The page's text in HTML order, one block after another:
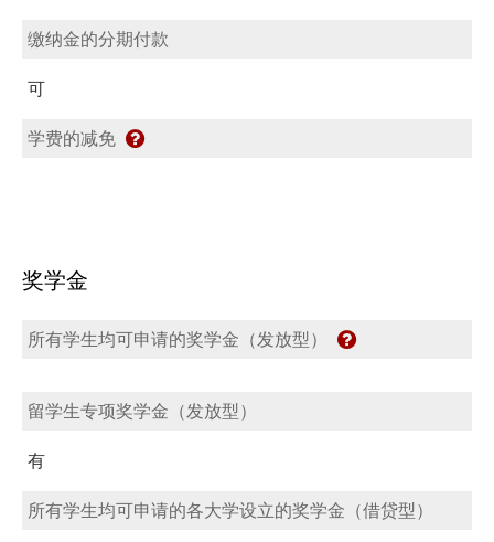
缴纳金的分期付款
可
学费的减免
奖学金
所有学生均可申请的奖学金（发放型）
留学生专项奖学金（发放型）
有
所有学生均可申请的各大学设立的奖学金（借贷型）